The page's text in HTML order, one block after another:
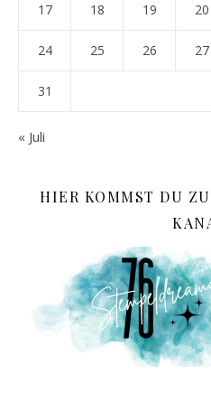
17 18 19 20
24 25 26 27
31
« Juli
HIER KOMMST DU